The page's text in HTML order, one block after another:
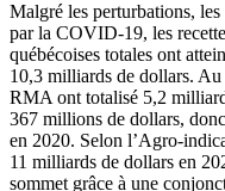
Malgré les perturbations, les
par la COVID-19, les
québécoises totales ont
10,3 milliards de dollars. Au
RMA ont totalisé 5,2
367 millions de dollars,
en 2020. Selon l’Agro-
11 milliards de dollars en
sommet grâce à une